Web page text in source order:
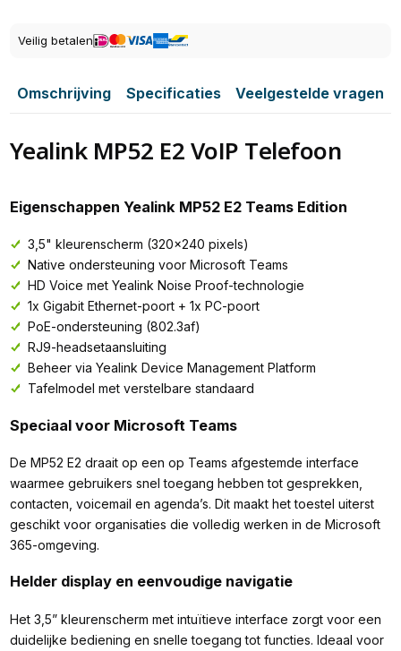
Veilig betalen
Omschrijving Specificaties Veelgestelde vragen
Yealink MP52 E2 VoIP Telefoon
Eigenschappen Yealink MP52 E2 Teams Edition
3,5" kleurenscherm (320x240 pixels)
Native ondersteuning voor Microsoft Teams
HD Voice met Yealink Noise Proof-technologie
1x Gigabit Ethernet-poort + 1x PC-poort
PoE-ondersteuning (802.3af)
RJ9-headsetaansluiting
Beheer via Yealink Device Management Platform
Tafelmodel met verstelbare standaard
Speciaal voor Microsoft Teams
De MP52 E2 draait op een op Teams afgestemde interface
waarmee gebruikers snel toegang hebben tot gesprekken,
contacten, voicemail en agenda’s. Dit maakt het toestel uiterst
geschikt voor organisaties die volledig werken in de Microsoft
365-omgeving.
Helder display en eenvoudige navigatie
Het 3,5” kleurenscherm met intuïtieve interface zorgt voor een
duidelijke bediening en snelle toegang tot functies. Ideaal voor